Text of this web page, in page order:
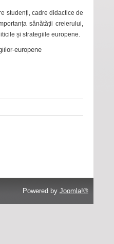
studenți, cadre didactice de
sănătății creierului,
și strategiile europene.
europene
Powered by Joomla!®